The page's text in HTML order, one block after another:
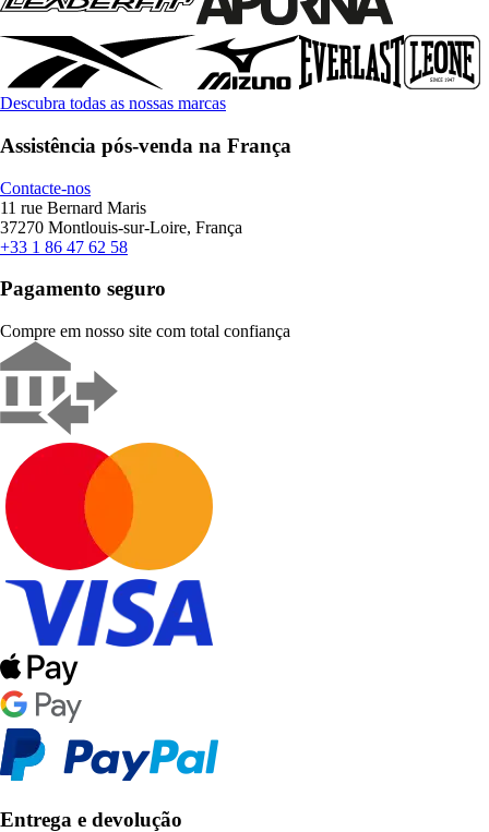
Descubra todas as nossas marcas
Assistência pós-venda na França
Contacte-nos
11 rue Bernard Maris
37270 Montlouis-sur-Loire, França
+33 1 86 47 62 58
Pagamento seguro
Compre em nosso site com total confiança
Entrega e devolução